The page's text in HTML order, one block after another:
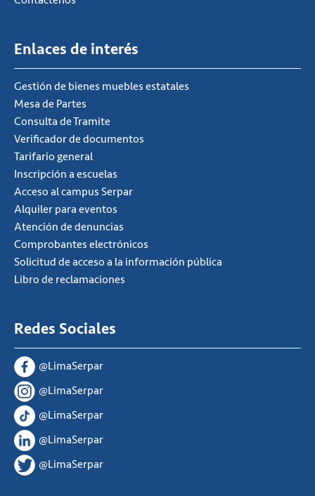
Enlaces de interés
Gestión de bienes muebles estatales
Mesa de Partes
Consulta de Tramite
Verificador de documentos
Tarifario general
Inscripción a escuelas
Acceso al campus Serpar
Alquiler para eventos
Atención de denuncias
Comprobantes electrónicos
Solicitud de acceso a la información pública
Libro de reclamaciones
Redes Sociales
@LimaSerpar
@LimaSerpar
@LimaSerpar
@LimaSerpar
@LimaSerpar